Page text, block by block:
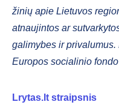
žinių apie Lietuvos
atnaujintos ar
galimybes ir
Europos socialinio
Lrytas.lt straipsnis